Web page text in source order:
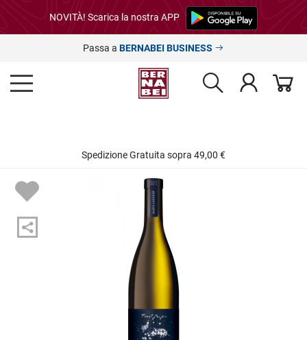
NOVITÀ! Scarica la nostra APP
Passa a BERNABEI BUSINESS
Spedizione Gratuita sopra 49,00 €